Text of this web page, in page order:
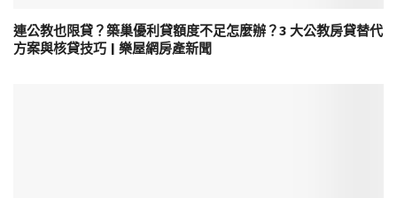
連公教也限貸？築巢優利貸額度不足怎麼辦？3 大公教房貸替代
方案與核貸技巧 | 樂屋網房產新聞